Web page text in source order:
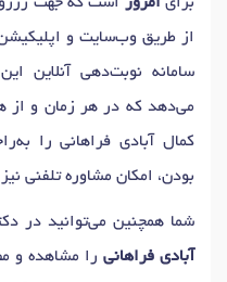
از طریق وب‌سایت و
سامانه نوبت‌دهی آنلاین
می‌دهد که در هر زمان و از
کمال آبادی فراهانی را
بودن، امکان مشاوره تلفنی
شما همچنین می‌توانید در
آبادی فراهانی را مشاهده و